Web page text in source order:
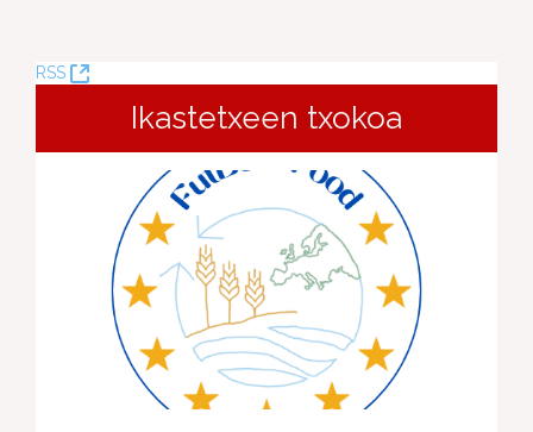
RSS
(Opens
Window)Ikastetxeen txokoa